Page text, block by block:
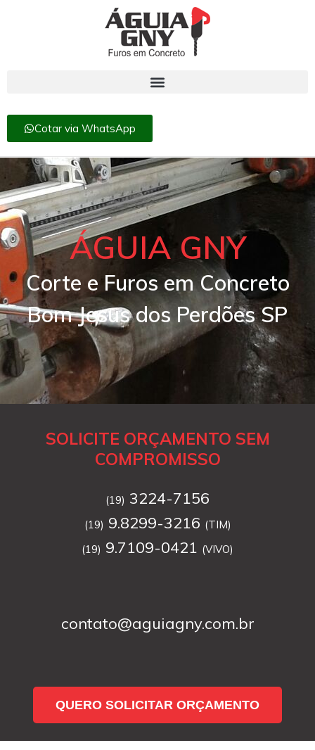
Cotar via WhatsApp
ÁGUIA GNY
Corte e Furos em Concreto
Bom Jesus dos Perdões SP
SOLICITE ORÇAMENTO SEM
COMPROMISSO
(19) 3224-7156
(19) 9.8299-3216 (TIM)
(19) 9.7109-0421 (VIVO)
contato@aguiagny.com.br
QUERO SOLICITAR ORÇAMENTO